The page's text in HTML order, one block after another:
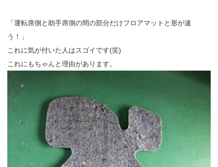
「運転席側と助手席側の間の部分だけフロアマットと形が違
う！」
これに気が付いた人はスゴイです(笑)
これにもちゃんと理由があります。